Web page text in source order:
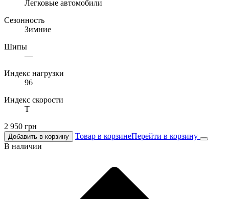
Легковые автомобили
Сезонность
Зимние
Шипы
—
Индекс нагрузки
96
Индекс скорости
T
2 950 грн
Добавить в корзину Товар в корзинеПерейти в корзину
В наличии